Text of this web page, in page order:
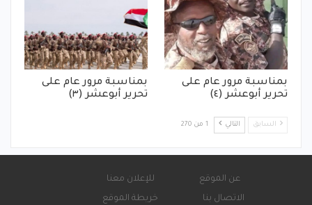
بمناسبة مرور عام على
تحرير أبوعشر (٤)
بمناسبة مرور عام على
تحرير أبوعشر (٣)
السابق التالي 1 من 270
عن الموقع
للإعلان معنا
الاتصال بنا
خريطة الموقع